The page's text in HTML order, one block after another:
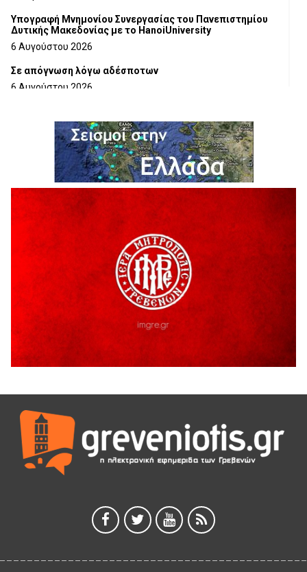
Υπογραφή Μνημονίου Συνεργασίας του Πανεπιστημίου
Δυτικής Μακεδονίας με το HanoiUniversity
6 Αυγούστου 2026
Σε απόγνωση λόγω αδέσποτων
6 Αυγούστου 2026
6 Αυγούστου 2026
Ολοκληρώνεται η ασφαλτόστρωση της οδού Περιβόλι –
6 Αυγούστου 2026
H παραδοχή λαθών είναι (και) δύναμη
5 Αυγούστου 2026
Ο ΑΝΔΡΕΑΣ ΑΣΛΑΝΙΔΗΣ ΣΥΝΕΧΙΖΕΙ ΣΤΟΝ ΠΡΩΤΕΑ
ΓΡΕΒΕΝΩΝ
5 Αυγούστου 2026
Ευχαριστήριο Εκπολιτιστικού Συλλόγου Ταξιάρχη προς κ.
Παρασχάκη Αθανάσιο
5 Αυγούστου 2026
Διακοπή υδροδότησης του Α΄ κλάδου ύδρευσης
5 Αυγούστου 2026
Θερινό Σινεμά στο πλαίσιο του «Πολιτιστικού
Καλοκαιριού 2026» με την βραβευμένη ταινία «Μικρές
Ανάσες».
5 Αυγούστου 2026
5 Αυγούστου 2026